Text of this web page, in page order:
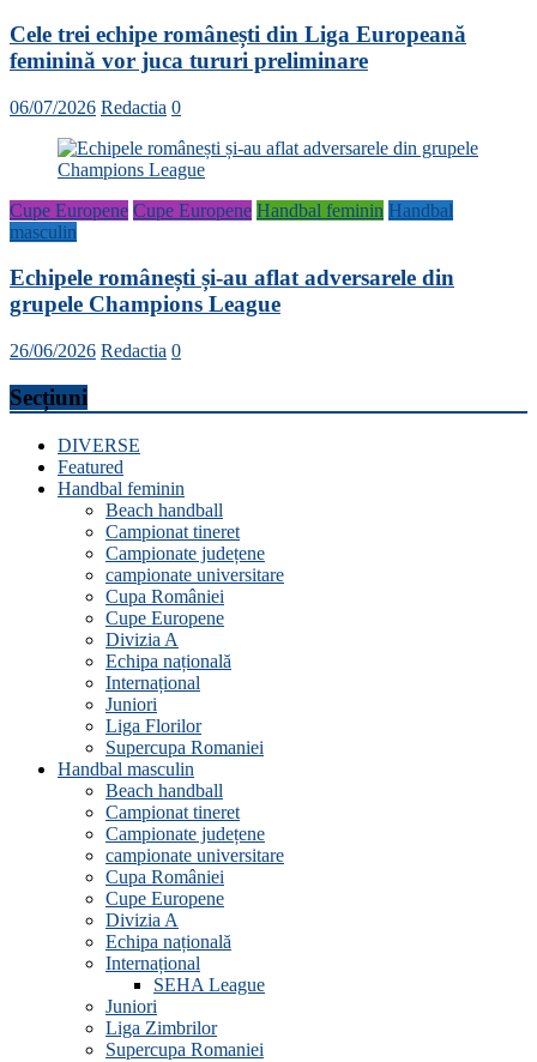
Cele trei echipe românești din Liga Europeană
feminină vor juca tururi preliminare
06/07/2026 Redactia 0
Cupe Europene Cupe Europene Handbal feminin Handbal
masculin
Echipele românești și-au aflat adversarele din
grupele Champions League
26/06/2026 Redactia 0
Secțiuni
DIVERSE
Featured
Handbal feminin
Beach handball
Campionat tineret
Campionate județene
campionate universitare
Cupa României
Cupe Europene
Divizia A
Echipa națională
Internațional
Juniori
Liga Florilor
Supercupa Romaniei
Handbal masculin
Beach handball
Campionat tineret
Campionate județene
campionate universitare
Cupa României
Cupe Europene
Divizia A
Echipa națională
Internațional
SEHA League
Juniori
Liga Zimbrilor
Supercupa Romaniei